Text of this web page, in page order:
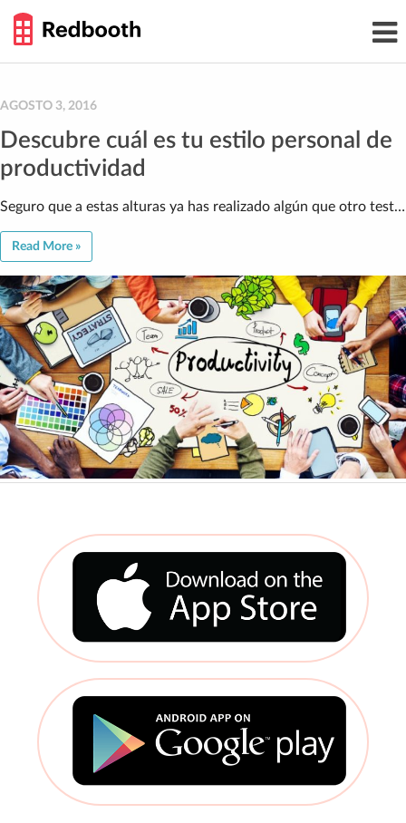
content
GUIDE
AGOSTO 3, 2016
Descubre cuál es tu estilo personal de
productividad
Seguro que a estas alturas ya has realizado algún que otro test…
Read More »